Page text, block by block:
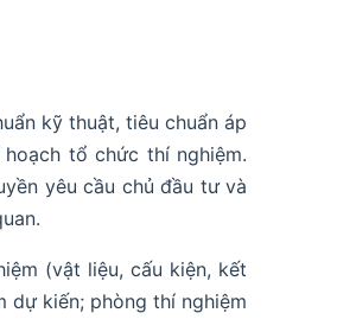
kỹ thuật, tiêu chuẩn áp
tổ chức thí nghiệm.
yêu cầu chủ đầu tư và
(vật liệu, cấu kiện, kết
kiến; phòng thí nghiệm